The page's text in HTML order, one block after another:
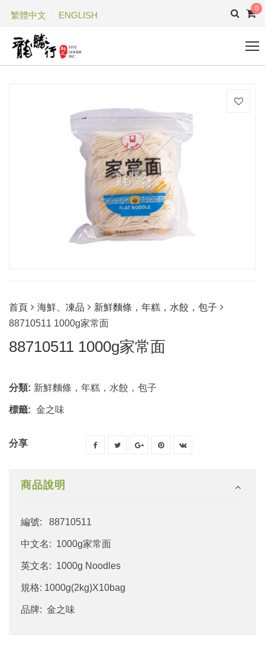
繁體中文 ENGLISH
0
首頁 海鮮、凍品
新鮮麵條，年糕，水餃，包子
88710511 1000g家常面
88710511 1000g家常面
分類: 新鮮麵條，年糕，水餃，包子
標籤: 金之味
分享
商品說明
編號: 88710511
中文名: 1000g家常面
英文名: 1000g Noodles
規格: 1000g(2kg)X10bag
品牌: 金之味